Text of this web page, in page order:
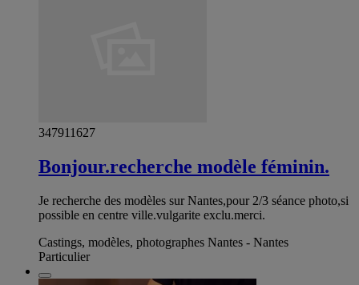
347911627
Bonjour.recherche modèle féminin.
Je recherche des modèles sur Nantes,pour 2/3 séance photo,si
possible en centre ville.vulgarite exclu.merci.
Castings, modèles, photographes Nantes - Nantes
Particulier